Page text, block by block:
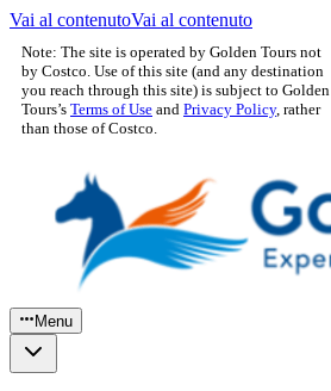
Vai al contenutoVai al contenuto
Note: The site is operated by Golden Tours not
by Costco. Use of this site (and any destination
you reach through this site) is subject to Golden
Tours’s Terms of Use and Privacy Policy, rather
than those of Costco.
Menu